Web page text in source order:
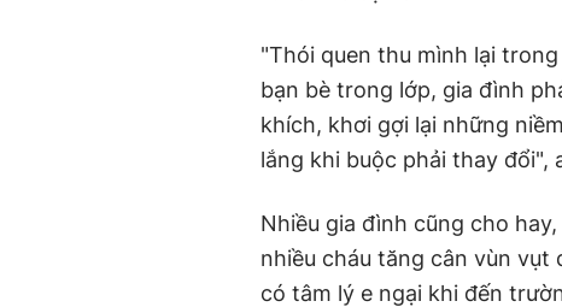
"Thói quen thu mình lại
bạn bè trong lớp, gia đình
khích, khơi gợi lại những
lắng khi buộc phải thay đổi",
Nhiều gia đình cũng cho
nhiều cháu tăng cân vùn
có tâm lý e ngại khi đến